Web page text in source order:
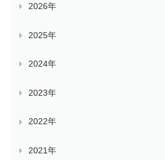
2026年
2025年
2024年
2023年
2022年
2021年